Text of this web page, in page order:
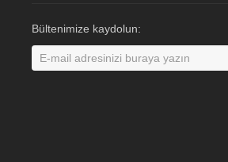
Bültenimize kaydolun: